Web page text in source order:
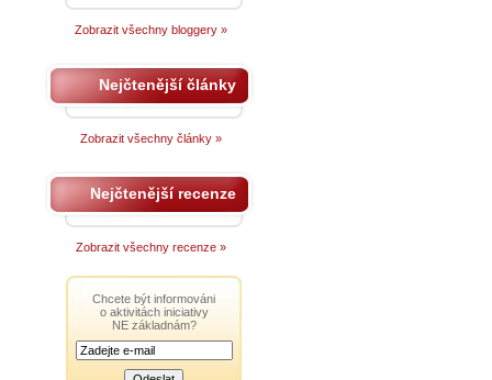
Zobrazit všechny bloggery »
Nejčtenější články
Zobrazit všechny články »
Nejčtenější recenze
Zobrazit všechny recenze »
Chcete být informováni
o aktivitách iniciativy
NE základnám?